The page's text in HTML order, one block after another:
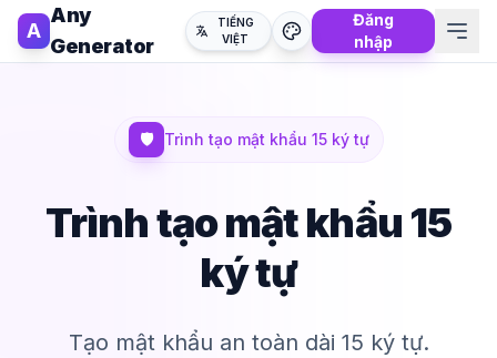
A
Any
Generator
TIẾNG
VIỆT
Đăng
nhập
🛡️ Trình tạo mật khẩu 15 ký tự
Trình tạo mật khẩu 15
ký tự
Tạo mật khẩu an toàn dài 15 ký tự.